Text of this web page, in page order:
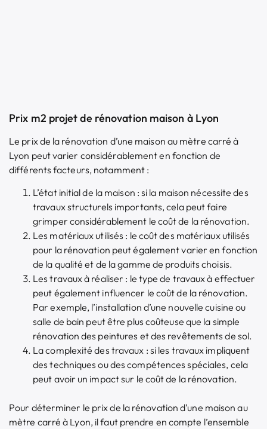
Prix m2 projet de rénovation maison à Lyon
Le prix de la rénovation d’une maison au mètre carré à
Lyon peut varier considérablement en fonction de
différents facteurs, notamment :
L’état initial de la maison : si la maison nécessite des
travaux structurels importants, cela peut faire
grimper considérablement le coût de la rénovation.
Les matériaux utilisés : le coût des matériaux utilisés
pour la rénovation peut également varier en fonction
de la qualité et de la gamme de produits choisis.
Les travaux à réaliser : le type de travaux à effectuer
peut également influencer le coût de la rénovation.
Par exemple, l’installation d’une nouvelle cuisine ou
salle de bain peut être plus coûteuse que la simple
rénovation des peintures et des revêtements de sol.
La complexité des travaux : si les travaux impliquent
des techniques ou des compétences spéciales, cela
peut avoir un impact sur le coût de la rénovation.
Pour déterminer le prix de la rénovation d’une maison au
mètre carré à Lyon, il faut prendre en compte l’ensemble